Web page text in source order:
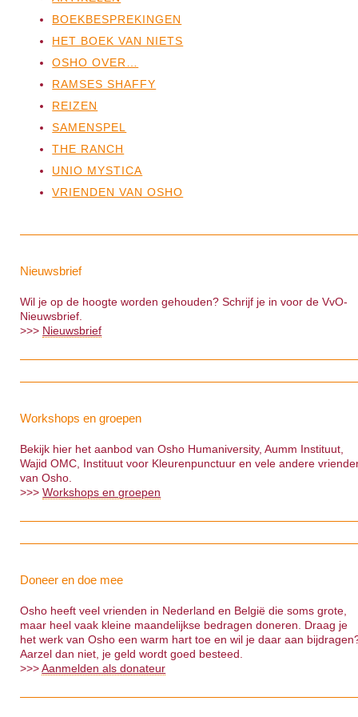
BOEKBESPREKINGEN
HET BOEK VAN NIETS
OSHO OVER…
RAMSES SHAFFY
REIZEN
SAMENSPEL
THE RANCH
UNIO MYSTICA
VRIENDEN VAN OSHO
Nieuwsbrief
Wil je op de hoogte worden gehouden? Schrijf je in voor de VvO-
Nieuwsbrief.
>>> Nieuwsbrief
Workshops en groepen
Bekijk hier het aanbod van Osho Humaniversity, Aumm Instituut,
Wajid OMC, Instituut voor Kleurenpunctuur en vele andere
van Osho.
>>>Workshops en groepen
Doneer en doe mee
Osho heeft veel vrienden in Nederland en België die soms grote,
maar heel vaak kleine maandelijkse bedragen doneren. Draag je
het werk van Osho een warm hart toe en wil je daar aan
Aarzel dan niet, je geld wordt goed besteed.
>>>Aanmelden als donateur